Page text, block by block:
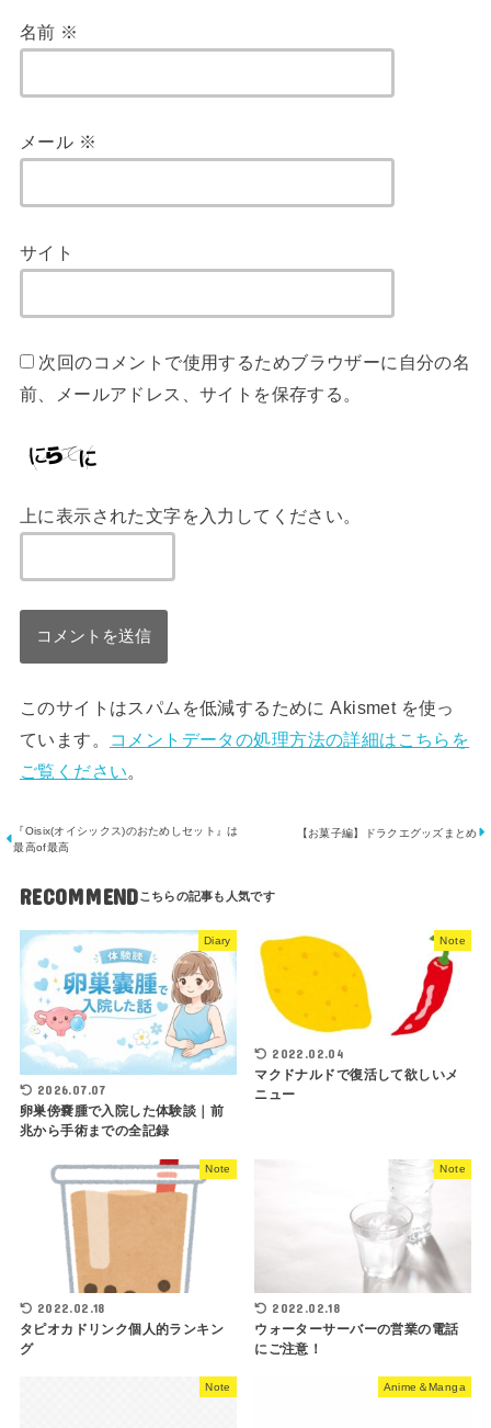
名前 ※
メール ※
サイト
次回のコメントで使用するためブラウザーに自分の名
前、メールアドレス、サイトを保存する。
上に表示された文字を入力してください。
このサイトはスパムを低減するために Akismet を使っ
ています。
コメントデータの処理方法の詳細はこちらを
ご覧ください。
『Oisix(オイシックス)のおためしセット』は
最高of最高
【お菓子編】ドラクエグッズまとめ
RECOMMEND
Diary
2026.07.07
卵巣傍嚢腫で入院した体験談｜前
兆から手術までの全記録
Note
2022.02.04
マクドナルドで復活して欲しいメ
ニュー
Note
2022.02.18
タピオカドリンク個人的ランキン
グ
Note
2022.02.18
ウォーターサーバーの営業の電話
にご注意！
Note Anime＆Manga